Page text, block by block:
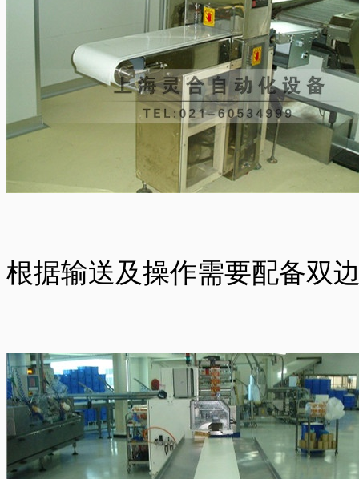
根据输送及操作需要配备双